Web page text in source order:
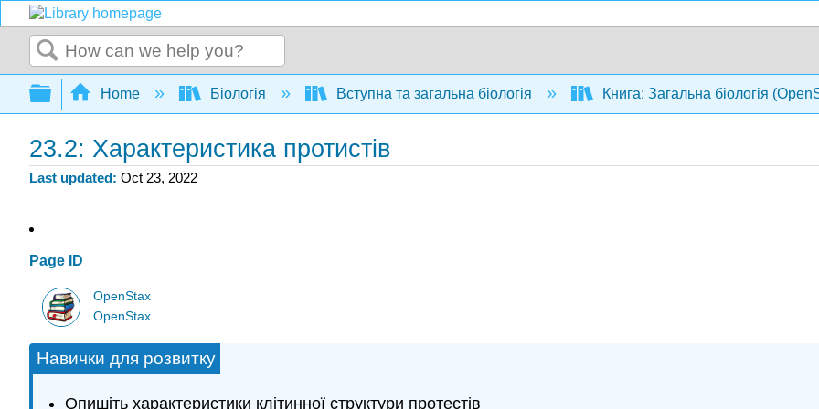
Search
Expand/collapse global hierarchy
Home Біологія Вступна та загальна біологія Книга: Загальна біологія
23.2: Характеристика протистів
Last updated Oct 23, 2022
Page ID
OpenStax
OpenStax
Навички для розвитку
Опишіть характеристики клітинної структури протестів